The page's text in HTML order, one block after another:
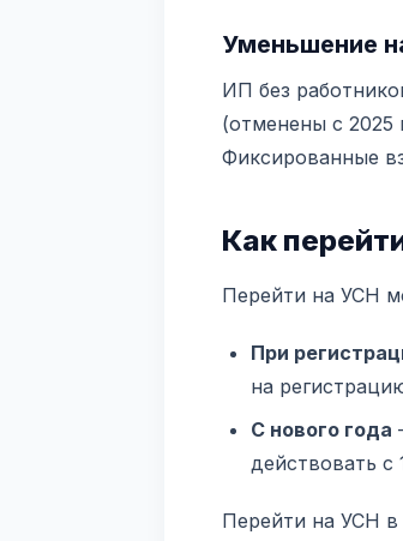
Уменьшение
ИП без
(отменены с
Фиксированные
Как
Перейти на УСН
При
на
С нового года
действовать с
Перейти на УСН в